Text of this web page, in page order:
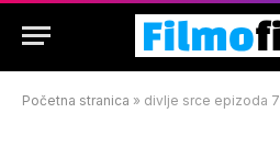
Početna stranica » divlje srce epizoda 7